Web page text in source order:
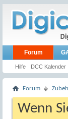
Forum
Hilfe DCC Kalender
Forum
Wenn